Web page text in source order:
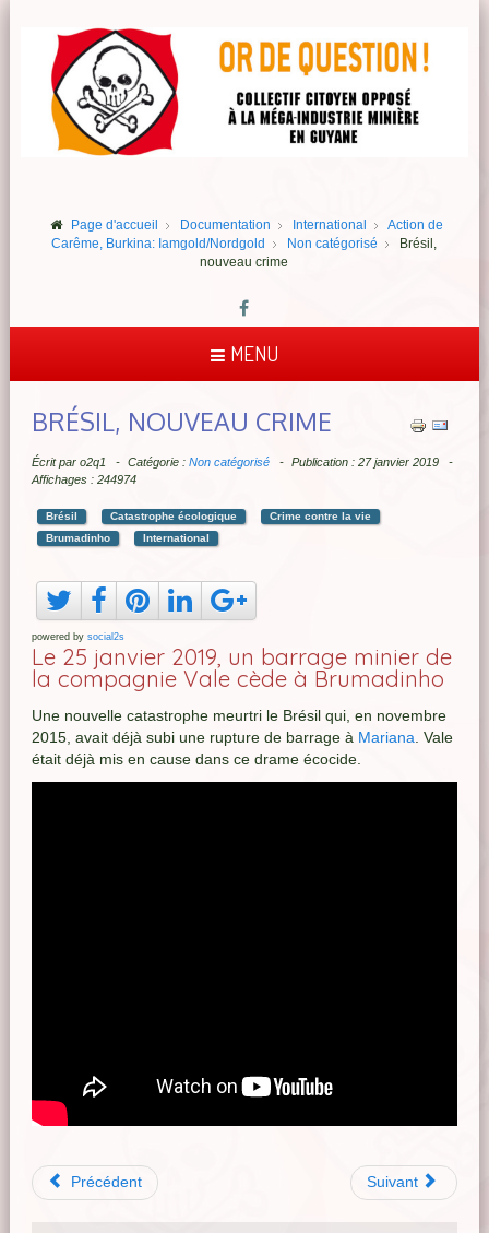
Page d'accueil Documentation International
Action de
Carême, Burkina: Iamgold/Nordgold
Non catégorisé
Brésil,
nouveau crime
MENU
BRÉSIL, NOUVEAU CRIME
Écrit par o2q1 Catégorie : Non catégorisé
Publication : 27 janvier 2019
Affichages : 244974
Brésil Catastrophe écologique
Crime contre la vie
Brumadinho
International
powered by social2s
Le 25 janvier 2019, un barrage minier de
la compagnie Vale cède à Brumadinho
Une nouvelle catastrophe meurtri le Brésil qui, en novembre
2015, avait déjà subi une rupture de barrage à Mariana . Vale
était déjà mis en cause dans ce drame écocide.
Précédent Suivant